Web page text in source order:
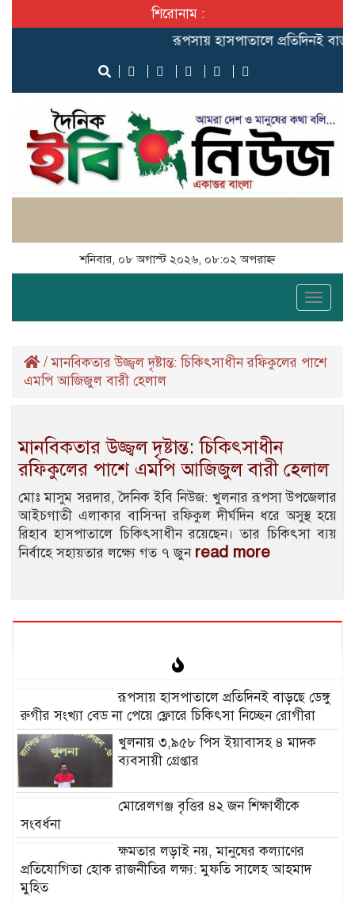
শিরোনাম :
রূপসায় হাসপাতালে প্রতিদিনই
শনিবার, ০৮ অগাস্ট ২০২৬, ০৮:০২ অপরাহ্ন
Toggle
/মানবিকতার উজ্জ্বল দৃষ্টান্ত: চিকিৎসাধীন রফিকুলের পাশে
এমপি আজিজুল বারী হেলাল
মানবিকতার উজ্জ্বল দৃষ্টান্ত: চিকিৎসাধীন
রফিকুলের পাশে এমপি আজিজুল বারী হেলাল
মোঃ মাসুম সরদার, দৈনিক ইবি নিউজ: খুলনার রূপসা উপজেলার
আইচগাতী এলাকার বাসিন্দা রফিকুল দীর্ঘদিন ধরে অসুস্থ হয়ে
রিহাব হাসপাতালে চিকিৎসাধীন রয়েছেন। তার চিকিৎসা ব্যয়
নির্বাহে সহায়তার লক্ষ্যে গত ৭ জুন read more
রূপসায় হাসপাতালে প্রতিদিনই বাড়ছে ডেঙ্গু
রুগীর সংখ্যা বেড না পেয়ে ফ্লোরে চিকিৎসা নিচ্ছেন রোগীরা
খুলনায় ৩,৯৫৮ পিস ইয়াবাসহ ৪ মাদক
ব্যবসায়ী গ্রেপ্তার
মোরেলগঞ্জ বৃত্তির ৪২ জন শিক্ষার্থীকে
সংবর্ধনা
ক্ষমতার লড়াই নয়, মানুষের কল্যাণের
প্রতিযোগিতা হোক রাজনীতির লক্ষ্য: মুফতি সালেহ আহমাদ
মুহিত